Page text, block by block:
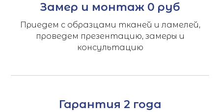
Замер и монтаж 0 руб
Приедем с образцами тканей и ламелей,
проведем презентацию, замеры и
консультацию
Гарантия 2 года